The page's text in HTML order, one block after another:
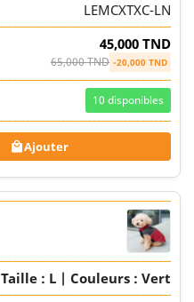
LEMCXTXC-LN
45,000 TND
65,000 TND -20,000 TND
10 disponibles
Ajouter
Taille : L | Couleurs : Vert